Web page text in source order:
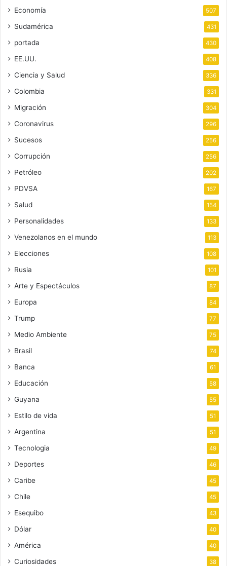
Economía 507
Sudamérica 431
portada 430
EE.UU. 408
Ciencia y Salud 336
Colombia 331
Migración 304
Coronavirus 296
Sucesos 256
Corrupción 256
Petróleo 202
PDVSA 167
Salud 154
Personalidades 133
Venezolanos en el mundo 113
Elecciones 108
Rusia 101
Arte y Espectáculos 87
Europa 84
Trump 77
Medio Ambiente 75
Brasil 74
Banca 61
Educación 58
Guyana 55
Estilo de vida 51
Argentina 51
Tecnologia 49
Deportes 46
Caribe 45
Chile 45
Esequibo 43
Dólar 40
América 40
Curiosidades 38